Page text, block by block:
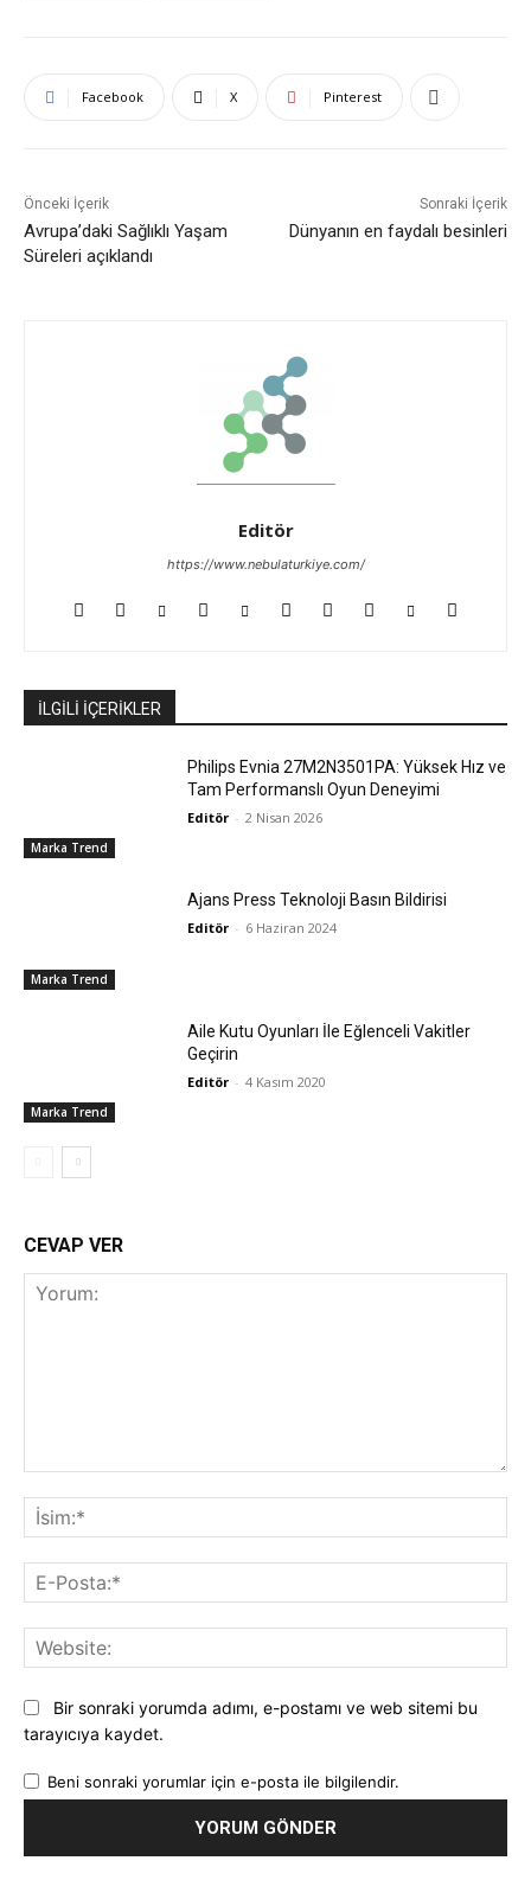
Facebook X Pinterest
Önceki İçerik
Avrupa’daki Sağlıklı Yaşam
Süreleri açıklandı
Sonraki İçerik
Dünyanın en faydalı besinleri
Editör
https://www.nebulaturkiye.com/
İLGİLİ İÇERİKLER
Marka Trend
Philips Evnia 27M2N3501PA: Yüksek Hız ve
Tam Performanslı Oyun Deneyimi
Editör - 2 Nisan 2026
Marka Trend
Ajans Press Teknoloji Basın Bildirisi
Editör - 6 Haziran 2024
Marka Trend
Aile Kutu Oyunları İle Eğlenceli Vakitler
Geçirin
Editör - 4 Kasım 2020
CEVAP VER
Bir sonraki yorumda adımı, e-postamı ve web sitemi bu
tarayıcıya kaydet.
Beni sonraki yorumlar için e-posta ile bilgilendir.